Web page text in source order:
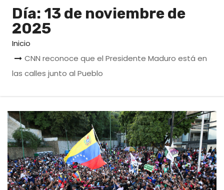
Día: 13 de noviembre de
2025
Inicio
CNN reconoce que el Presidente Maduro está en
las calles junto al Pueblo